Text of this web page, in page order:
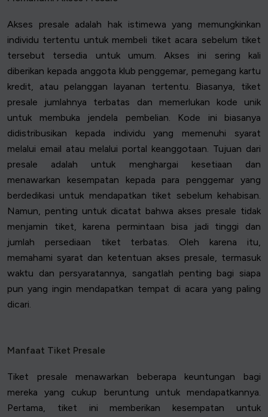
Akses presale adalah hak istimewa yang memungkinkan
individu tertentu untuk membeli tiket acara sebelum tiket
tersebut tersedia untuk umum. Akses ini sering kali
diberikan kepada anggota klub penggemar, pemegang kartu
kredit, atau pelanggan layanan tertentu. Biasanya, tiket
presale jumlahnya terbatas dan memerlukan kode unik
untuk membuka jendela pembelian. Kode ini biasanya
didistribusikan kepada individu yang memenuhi syarat
melalui email atau melalui portal keanggotaan. Tujuan dari
presale adalah untuk menghargai kesetiaan dan
menawarkan kesempatan kepada para penggemar yang
berdedikasi untuk mendapatkan tiket sebelum kehabisan.
Namun, penting untuk dicatat bahwa akses presale tidak
menjamin tiket, karena permintaan bisa jadi tinggi dan
jumlah persediaan tiket terbatas. Oleh karena itu,
memahami syarat dan ketentuan akses presale, termasuk
waktu dan persyaratannya, sangatlah penting bagi siapa
pun yang ingin mendapatkan tempat di acara yang paling
dicari.
Manfaat Tiket Presale
Tiket presale menawarkan beberapa keuntungan bagi
mereka yang cukup beruntung untuk mendapatkannya.
Pertama, tiket ini memberikan kesempatan untuk